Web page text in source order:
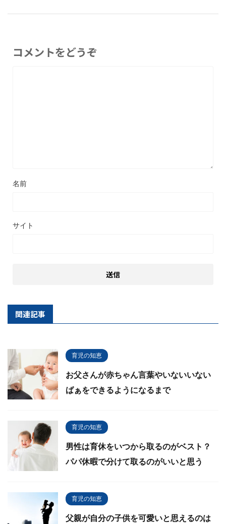
コメントをどうぞ
名前
サイト
関連記事
育児の知恵
お父さんが赤ちゃん言葉やいないいない
ばぁをできるようになるまで
育児の知恵
男性は育休をいつから取るのがベスト？
パパ休暇で分けて取るのがいいと思う
育児の知恵
父親が自分の子供を可愛いと思えるのは